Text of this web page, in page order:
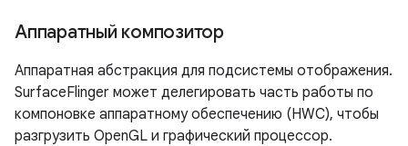
Аппаратный композитор
Аппаратная абстракция для подсистемы отображения.
SurfaceFlinger может делегировать часть работы по
компоновке аппаратному обеспечению (HWC), чтобы
разгрузить OpenGL и графический процессор.